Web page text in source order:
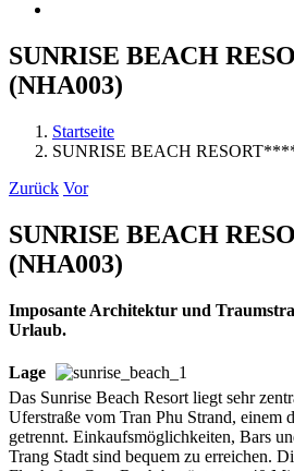
SUNRISE BEACH
(NHA003)
Startseite
SUNRISE BEACH
Zurück Vor
SUNRISE BEACH
(NHA003)
Imposante Architektur und
Urlaub.
Lage
Das Sunrise Beach Resort liegt sehr
Uferstraße vom Tran Phu Strand, einem
getrennt. Einkaufsmöglichkeiten, Bars
Trang Stadt sind bequem zu erreichen.